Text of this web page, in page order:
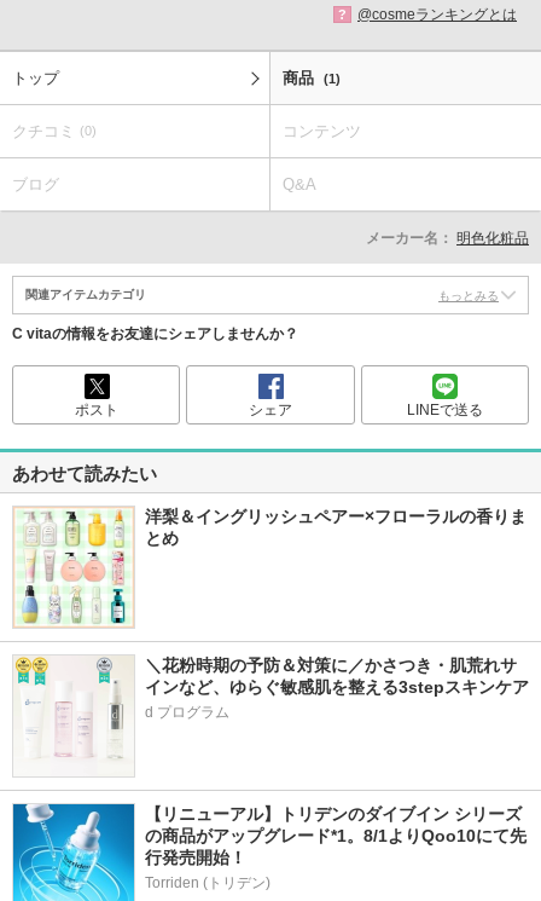
? @cosmeランキングとは
トップ 商品 (1)
クチコミ (0) コンテンツ
ブログ Q&A
メーカー名： 明色化粧品
関連アイテムカテゴリ もっとみる
C vitaの情報をお友達にシェアしませんか？
ポスト シェア LINEで送る
あわせて読みたい
洋梨＆イングリッシュペアー×フローラルの香りま
とめ
＼花粉時期の予防＆対策に／かさつき・肌荒れサ
インなど、ゆらぐ敏感肌を整える3stepスキンケア
d プログラム
【リニューアル】トリデンのダイブイン シリーズ
の商品がアップグレード*1。8/1よりQoo10にて先
行発売開始！
Torriden (トリデン)